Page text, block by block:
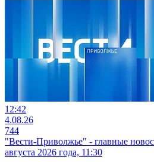
12:42
4.08.26
744
"Вести-Приволжье" - главные
августа 2026 года, 11:30